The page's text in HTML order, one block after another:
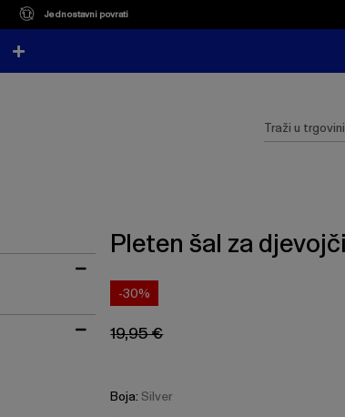
Jednostavni povrati
Pleten šal za
-30%
19,95 €
Boja: Silver